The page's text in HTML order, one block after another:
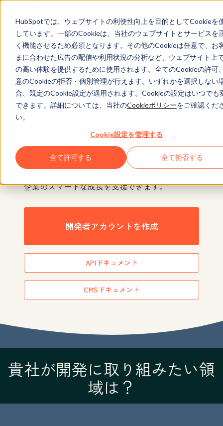
HubSpotでは、ウェブサイトの利便性向上を目的としてCookieを
しています。一部のCookieは、当社のウェブサイトとサービスを
く機能させるため必須となります。その他のCookieは任意で、お
まに合わせた広告の配信や利用状況の分析など、ウェブサイト上
の高い体験を提供するために使用されます。全てのCookieの許可
意のCookieの拒否・個別管理が行えます。いずれかを選択しない
合、既定のCookie設定が適用されます。Cookieの設定はいつでも
できます。詳細については、当社のCookieポリシーをご確認くだ
い。
Cookie設定を管理する
全て許可する 全て拒否する
Customizing HubSpot is easier than ever for
developers.
Find out more
アプリの開発と配信が導くビジ
ネスの成長
アプリやウェブサイトの構築を通じて、世界中の
企業のスマートな成長を支援できます。
開発者アカウントを作成
APIドキュメント
CMSドキュメント
貴社が開発に取り組みたい領
域は？